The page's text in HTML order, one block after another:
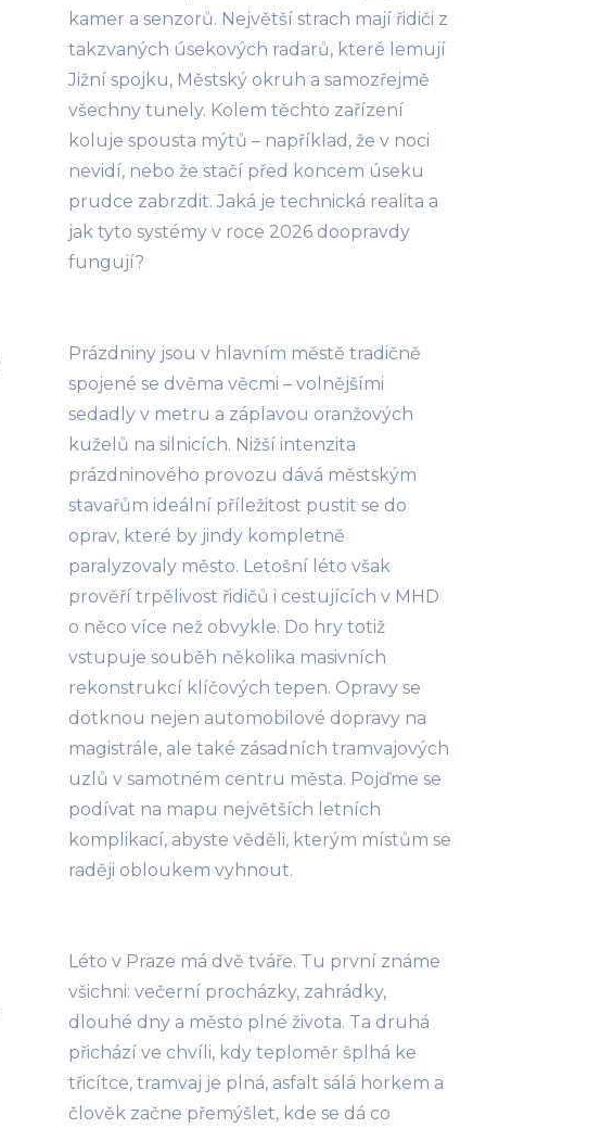
kamer a senzorů. Největší strach mají řidiči z
takzvaných úsekových radarů, které lemují
Jižní spojku, Městský okruh a samozřejmě
všechny tunely. Kolem těchto zařízení
koluje spousta mýtů – například, že v noci
nevidí, nebo že stačí před koncem úseku
prudce zabrzdit. Jaká je technická realita a
jak tyto systémy v roce 2026 doopravdy
fungují?
Prázdniny jsou v hlavním městě tradičně
spojené se dvěma věcmi – volnějšími
sedadly v metru a záplavou oranžových
kuželů na silnicích. Nižší intenzita
prázdninového provozu dává městským
stavařům ideální příležitost pustit se do
oprav, které by jindy kompletně
paralyzovaly město. Letošní léto však
prověří trpělivost řidičů i cestujících v MHD
o něco více než obvykle. Do hry totiž
vstupuje souběh několika masivních
rekonstrukcí klíčových tepen. Opravy se
dotknou nejen automobilové dopravy na
magistrále, ale také zásadních tramvajových
uzlů v samotném centru města. Pojďme se
podívat na mapu největších letních
komplikací, abyste věděli, kterým místům se
raději obloukem vyhnout.
Léto v Praze má dvě tváře. Tu první známe
všichni: večerní procházky, zahrádky,
dlouhé dny a město plné života. Ta druhá
přichází ve chvíli, kdy teploměr šplhá ke
třicítce, tramvaj je plná, asfalt sálá horkem a
člověk začne přemýšlet, kde se dá co